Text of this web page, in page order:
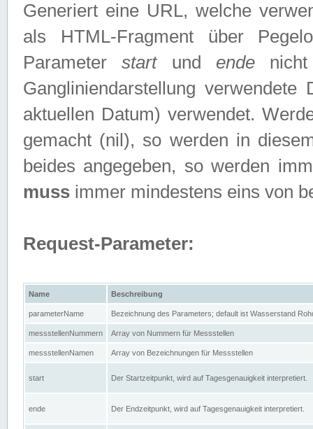
Generiert eine URL, welche
als HTML-Fragment über
Parameterstartund endenicht
Gangliniendarstellung
aktuellen Datum) verwendet.
gemacht (nil), so werden in
beides angegeben, so werden
muss immer mindestens eins von
Request-Parameter:
Name Beschreibung
parameterName Bezeichnung des Parameters; default ist Wasserstand
messstellenNummern Array von Nummern für Messstellen
messstellenNamen Array von Bezeichnungen für Messstellen
start Der Startzeitpunkt, wird auf Tagesgenauigkeit interpretiert.
ende Der Endzeitpunkt, wird auf Tagesgenauigkeit interpretiert.